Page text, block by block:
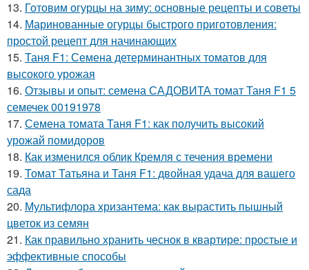
13. Готовим огурцы на зиму: основные рецепты и советы
14. Маринованные огурцы быстрого приготовления:
простой рецепт для начинающих
15. Таня F1: Семена детерминантных томатов для
высокого урожая
16. Отзывы и опыт: семена САДОВИТА томат Таня F1 5
семечек 00191978
17. Семена томата Таня F1: как получить высокий
урожай помидоров
18. Как изменился облик Кремля с течения времени
19. Томат Татьяна и Таня F1: двойная удача для вашего
сада
20. Мультифлора хризантема: как вырастить пышный
цветок из семян
21. Как правильно хранить чеснок в квартире: простые и
эффективные способы